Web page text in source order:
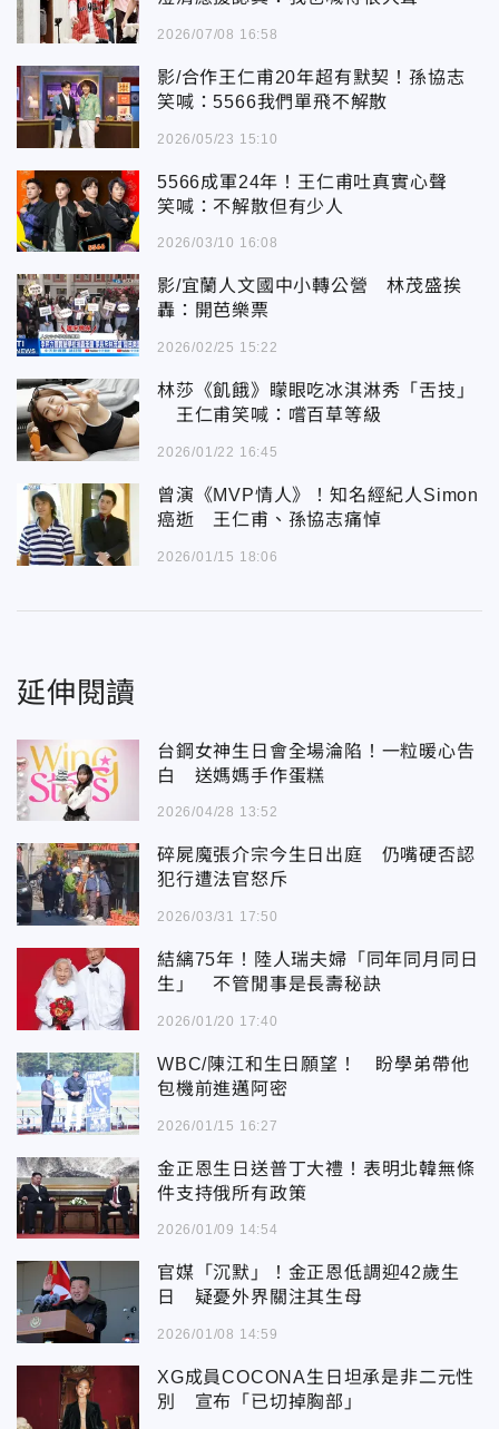
2026/07/08 16:58
影/合作王仁甫20年超有默契！孫協志
笑喊：5566我們單飛不解散
2026/05/23 15:10
5566成軍24年！王仁甫吐真實心聲
笑喊：不解散但有少人
2026/03/10 16:08
影/宜蘭人文國中小轉公營 林茂盛挨
轟：開芭樂票
2026/02/25 15:22
林莎《飢餓》矇眼吃冰淇淋秀「舌技」
王仁甫笑喊：嚐百草等級
2026/01/22 16:45
曾演《MVP情人》！知名經紀人Simon
癌逝 王仁甫、孫協志痛悼
2026/01/15 18:06
延伸閱讀
台鋼女神生日會全場淪陷！一粒暖心告
白 送媽媽手作蛋糕
2026/04/28 13:52
碎屍魔張介宗今生日出庭 仍嘴硬否認
犯行遭法官怒斥
2026/03/31 17:50
結縭75年！陸人瑞夫婦「同年同月同日
生」 不管閒事是長壽秘訣
2026/01/20 17:40
WBC/陳江和生日願望！ 盼學弟帶他
包機前進邁阿密
2026/01/15 16:27
金正恩生日送普丁大禮！表明北韓無條
件支持俄所有政策
2026/01/09 14:54
官媒「沉默」！金正恩低調迎42歲生
日 疑憂外界關注其生母
2026/01/08 14:59
XG成員COCONA生日坦承是非二元性
別 宣布「已切掉胸部」